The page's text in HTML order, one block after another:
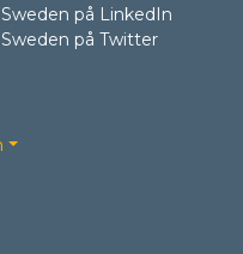
på LinkedIn
på Twitter